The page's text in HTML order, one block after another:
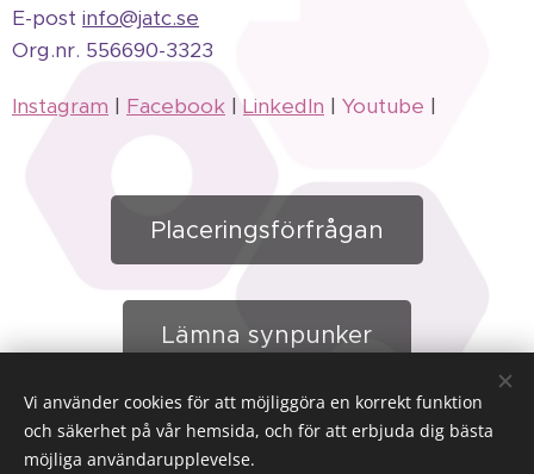
E-post info@jatc.se
Org.nr. 556690-3323
Instagram | Facebook | LinkedIn | Youtube |
Placeringsförfrågan
Lämna synpunker
Boende | Arbete | Fritid
Vi använder cookies för att möjliggöra en korrekt funktion
och säkerhet på vår hemsida, och för att erbjuda dig bästa
möjliga användarupplevelse.